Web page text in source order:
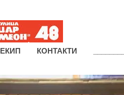
ЕКИП КОНТАКТИ